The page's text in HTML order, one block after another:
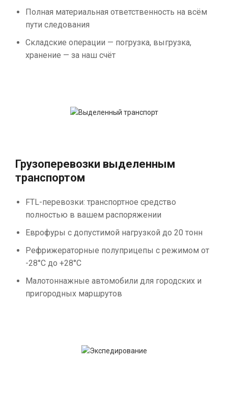
Полная материальная ответственность на всём
пути следования
Складские операции — погрузка, выгрузка,
хранение — за наш счёт
Грузоперевозки выделенным
транспортом
FTL-перевозки: транспортное средство
полностью в вашем распоряжении
Еврофуры с допустимой нагрузкой до 20 тонн
Рефрижераторные полуприцепы с режимом от
-28°С до +28°С
Малотоннажные автомобили для городских и
пригородных маршрутов